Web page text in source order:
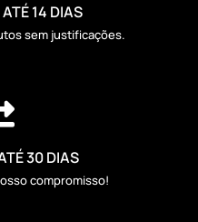
14 DIAS
sem justificações.
30 DIAS
compromisso!